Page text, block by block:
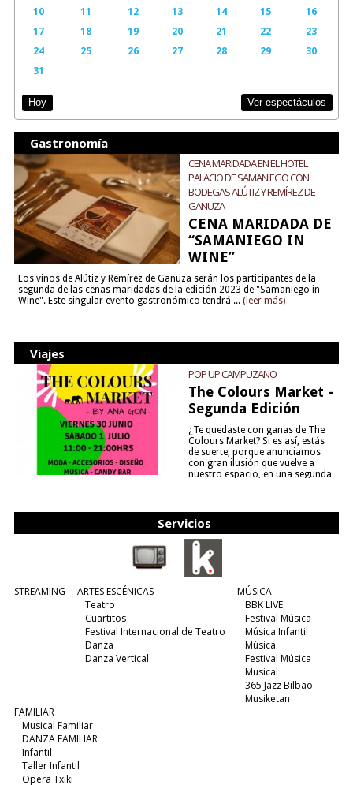
10
11 12 13 14 15
16
17
18 19 20 21 22
23
24
25 26 27 28 29
30
31
Hoy Ver espectáculos
Gastronomía
CENA MARIDADA EN EL HOTEL
PALACIO DE SAMANIEGO CON
BODEGAS ALÚTIZ Y REMÍREZ DE
GANUZA
CENA MARIDADA DE
“SAMANIEGO IN
WINE”
Los vinos de Alútiz y Remírez de Ganuza serán los participantes de la
segunda de las cenas maridadas de la edición 2023 de "Samaniego in
Wine". Este singular evento gastronómico tendrá ... (leer más)
Viajes
POP UP CAMPUZANO
The Colours Market -
Segunda Edición
¿Te quedaste con ganas de The
Colours Market? Si es así, estás
de suerte, porque anunciamos
con gran ilusión que vuelve a
nuestro espacio, en una segunda
Servicios
STREAMING
ARTES ESCÉNICAS
Teatro
Cuartitos
Festival Internacional de Teatro
Danza
Danza Vertical
MÚSICA
BBK LIVE
Festival Música
Música Infantil
Música
Festival Música
Musical
365 Jazz Bilbao
Musiketan
FAMILIAR
Musical Familiar
DANZA FAMILIAR
Infantil
Taller Infantil
Opera Txiki